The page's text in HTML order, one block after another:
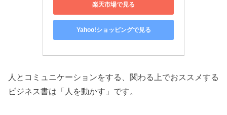
楽天市場で見る
Yahoo!ショッピングで見る
人とコミュニケーションをする、関わる上でおススメする
ビジネス書は「人を動かす」です。